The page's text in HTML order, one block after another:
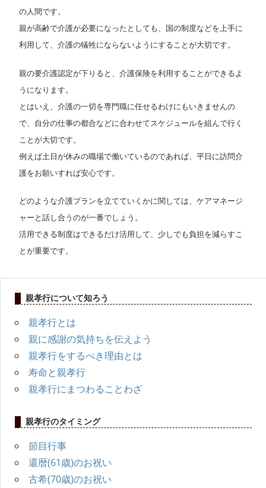
の人間です。
親が高齢で介護が必要になったとしても、国の制度などを上手に
利用して、介護の犠牲にならないようにすることが大切です。
親の要介護認定が下りると、介護保険を利用することができるよ
うになります。
とはいえ、介護の一切を専門職に任せるわけにもいきませんの
で、自分の仕事の都合などに合わせてスケジュールを組んで行く
ことが大切です。
例えば土日が休みの職場で働いているのであれば、平日に訪問介
護をお願いすれば安心です。
どのような介護プランを立てていくかに関しては、ケアマネージ
ャーと話し合うのが一番でしょう。
活用できる制度はできるだけ活用して、少しでも負担を減らすこ
とが重要です。
親孝行について知ろう
親孝行とは
親に感謝の気持ちを伝えよう
親孝行をするべき理由とは
寿命と親孝行
親孝行にまつわることわざ
親孝行のタイミング
節目行事
還暦(61歳)のお祝い
古希(70歳)のお祝い